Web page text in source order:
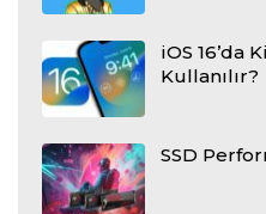
iOS 16’da
Kullanılır?
SSD